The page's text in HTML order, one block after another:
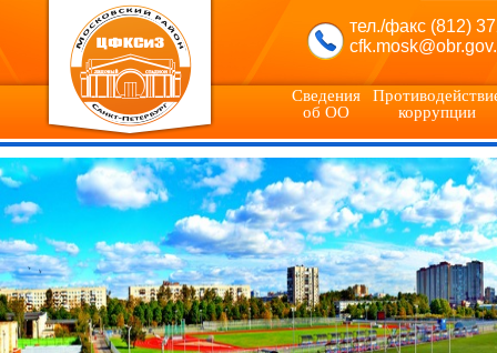
тел./факс (812)
Сведения
об ОО
коррупции